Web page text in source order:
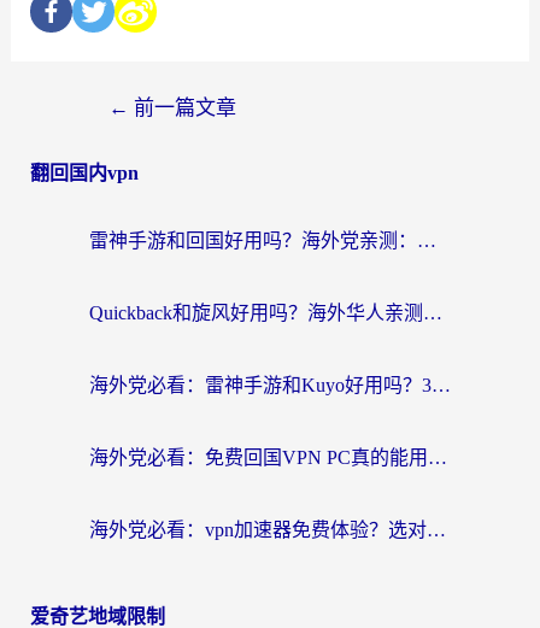
← 前一篇文章
翻回国内vpn
雷神手游和回国好用吗？海外党亲测：选对加速器才能无缝刷剧打游戏
Quickback和旋风好用吗？海外华人亲测：选对回国加速器才能无缝看央视5
海外党必看：雷神手游和Kuyo好用吗？3款回国加速器实测+避坑指南
海外党必看：免费回国VPN PC真的能用？附国内高速VPN选择全攻略
海外党必看：vpn加速器免费体验？选对回国加速器才能无缝刷国内剧玩国服
爱奇艺地域限制